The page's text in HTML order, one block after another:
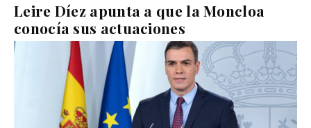
Leire Díez apunta a que la Moncloa
conocía sus actuaciones